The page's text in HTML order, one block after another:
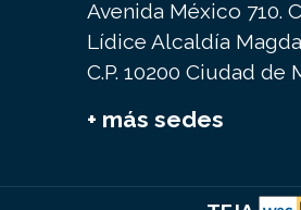
Avenida México 710.
Lídice Alcaldía
C.P. 10200 Ciudad de
+ más sedes